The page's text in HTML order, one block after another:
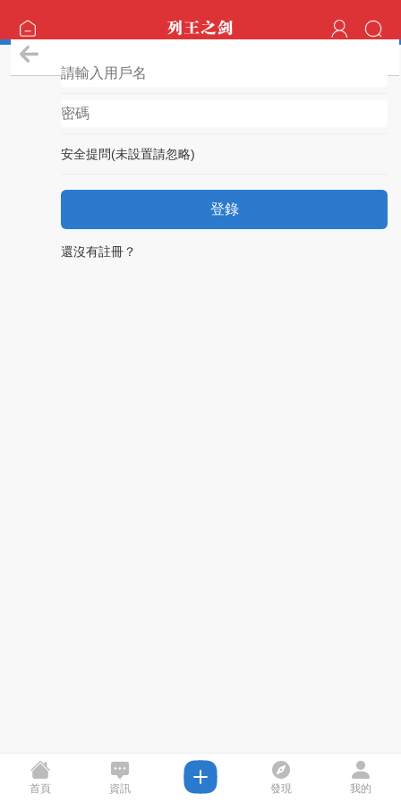
安全提問(未設置請忽略)
登錄
還沒有註冊？
首頁 資訊 發現 我的